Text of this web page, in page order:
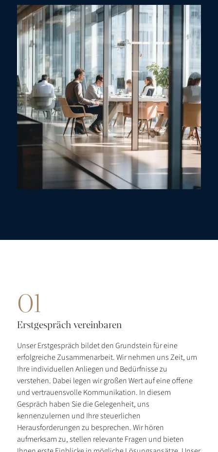
01
Erstgespräch vereinbaren
Unser Erstgespräch bildet den Grundstein für eine
erfolgreiche Zusammenarbeit. Wir nehmen uns Zeit, um
Ihre individuellen Anliegen und Bedürfnisse zu
verstehen. Dabei legen wir großen Wert auf eine offene
und vertrauensvolle Kommunikation. In diesem
Gespräch haben Sie die Gelegenheit, uns
kennenzulernen und Ihre steuerlichen
Herausforderungen zu besprechen. Wir hören
aufmerksam zu, stellen relevante Fragen und bieten